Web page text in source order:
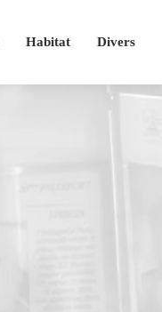
Habitat Divers